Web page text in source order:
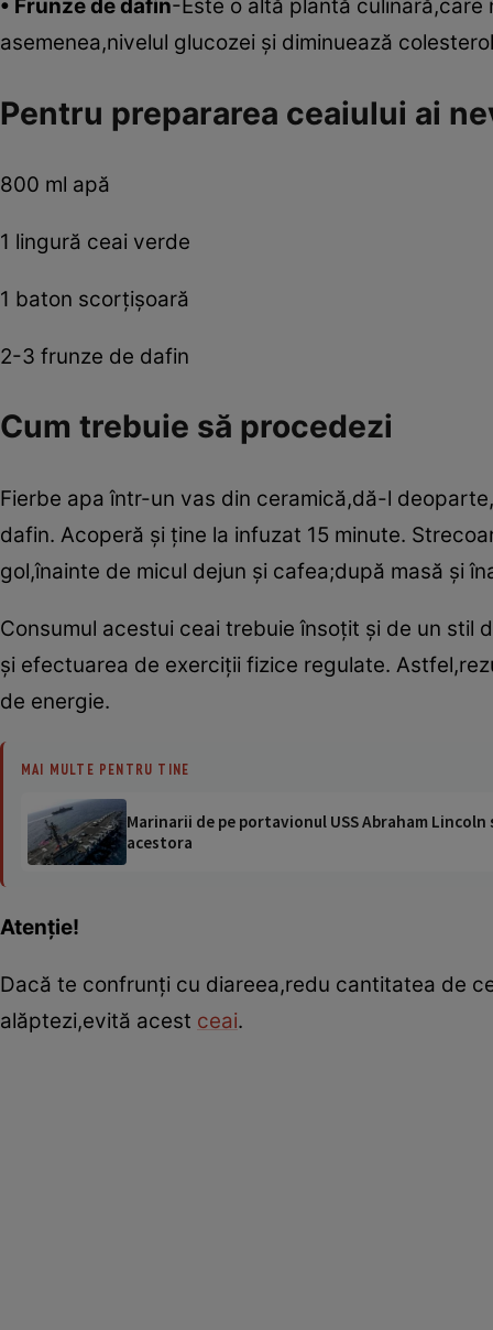
• Frunze de dafin-Este o altă plantă
asemenea,nivelul glucozei şi diminuează
Pentru prepararea ceaiului ai
800 ml apă
1 lingură ceai verde
1 baton scorţişoară
2-3 frunze de dafin
Cum trebuie să procedezi
Fierbe apa într-un vas din ceramică,dă-l
dafin. Acoperă şi ţine la infuzat 15 minute.
gol,înainte de micul dejun şi cafea;după masă şi
Consumul acestui ceai trebuie însoţit şi de un stil
şi efectuarea de exerciţii fizice regulate.
de energie.
MAI MULTE PENTRU TINE
Marinarii de pe portavionul USS Abraham
acestora
Atenţie!
Dacă te confrunţi cu diareea,redu cantitatea de
alăptezi,evită acest ceai.